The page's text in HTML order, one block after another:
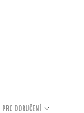
DORUČENÍ